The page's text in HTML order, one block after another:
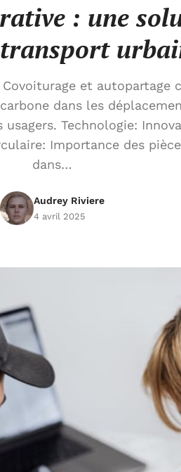
: une
et autopartage
dans les
Technologie:
Importance des
dans…
Audrey Riviere
4 avril 2025